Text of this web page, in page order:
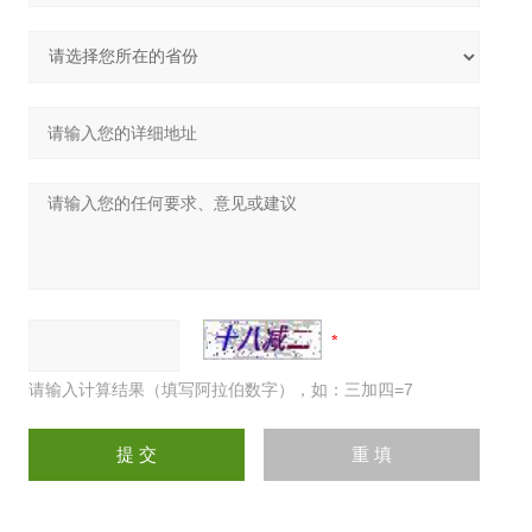
请输入计算结果（填写阿拉伯数字），如：三加四=7